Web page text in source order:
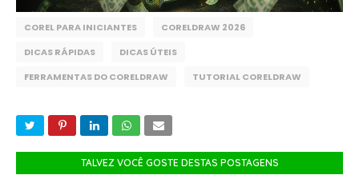
COREL PARA INICIANTES
CORELDRAW 2026
DICAS RÁPIDAS
DICAS ÚTEIS
FERRAMENTAS DO CORELDRAW
TUTORIAL CORELDRAW
TALVEZ VOCÊ GOSTE DESTAS POSTAGENS